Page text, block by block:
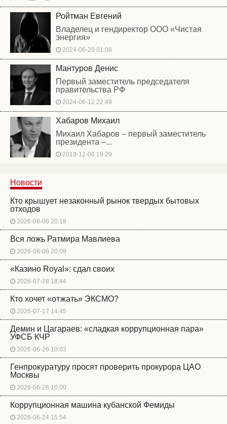
Ройтман Евгений
Владелец и гендиректор ООО «Чистая
энергия»
2024-06-20 01:08
Мантуров Денис
Первый заместитель председателя
правительства РФ
2024-06-12 22:49
Хабаров Михаил
Михаил Хабаров – первый заместитель
президента –...
2019-12-06 19:29
Новости
Кто крышует незаконный рынок твердых бытовых
отходов
2026-08-06 20:18
Вся ложь Ратмира Мавлиева
2026-08-06 20:09
«Казино Royal»: сдал своих
2026-07-28 18:44
Кто хочет «отжать» ЭКСМО?
2026-07-17 14:45
Демин и Цагараев: «сладкая коррупционная пара»
УФСБ КЧР
2026-06-26 10:03
Генпрокуратуру просят проверить прокурора ЦАО
Москвы
2026-06-26 10:00
Коррупционная машина кубанской Фемиды
2026-06-24 15:54